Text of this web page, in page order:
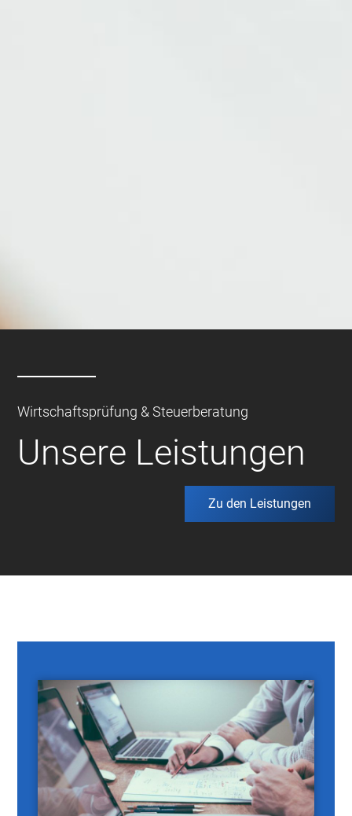
Wirtschaftsprüfung & Steuerberatung
Unsere Leistungen
Zu den Leistungen